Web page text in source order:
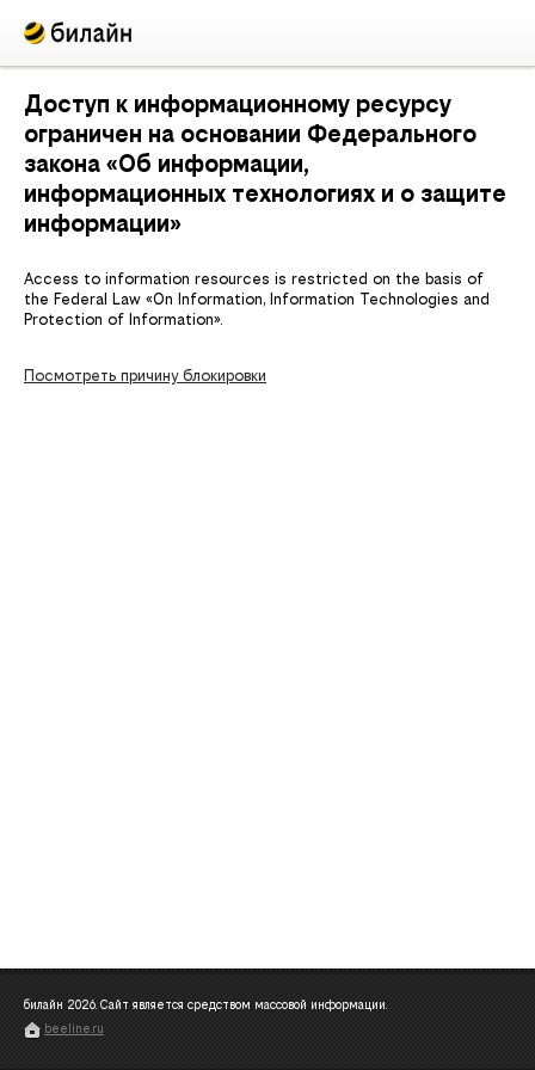
Доступ к информационному ресурсу
ограничен на основании Федерального
закона «Об информации,
информационных технологиях и о защите
информации»
Access to information resources is restricted on the basis of
the Federal Law «On Information, Information Technologies and
Protection of Information».
Посмотреть причину блокировки
билайн 2026. Сайт является средством массовой информации.
beeline.ru